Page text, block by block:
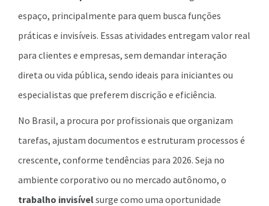
espaço, principalmente para quem busca funções
práticas e invisíveis. Essas atividades entregam valor real
para clientes e empresas, sem demandar interação
direta ou vida pública, sendo ideais para iniciantes ou
especialistas que preferem discrição e eficiência.
No Brasil, a procura por profissionais que organizam
tarefas, ajustam documentos e estruturam processos é
crescente, conforme tendências para 2026. Seja no
ambiente corporativo ou no mercado autônomo, o
trabalho invisívelsurge como uma oportunidade